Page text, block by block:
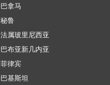
巴拿马
秘鲁
法属玻里尼西亚
巴布亚新几内亚
菲律宾
巴基斯坦